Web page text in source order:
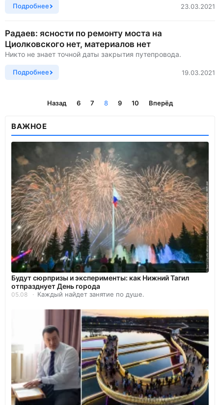
Подробнее 23.03.2021
Радаев: ясности по ремонту моста на
Циолковского нет, материалов нет
Никто не знает точной даты закрытия путепровода.
Подробнее 19.03.2021
Назад 6 7 8 9 10 Вперёд
ВАЖНОЕ
Будут сюрпризы и эксперименты: как Нижний Тагил
отпразднует День города
05.08 Каждый найдет занятие по душе.